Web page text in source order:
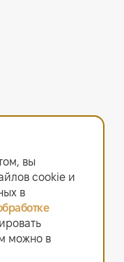
данных
его лучше.
с использованием
вы
сооkiе и
в
можно в